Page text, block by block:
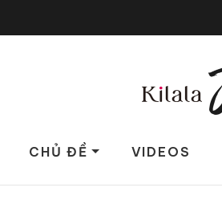
CHỦ ĐỀ VIDEOS